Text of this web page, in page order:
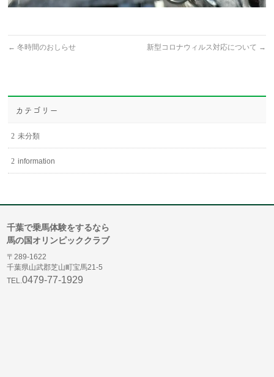
← 冬時間のおしらせ 新型コロナウィルス対応について →
カテゴリー
未分類
information
千葉で乗馬体験をするなら
馬の国オリンピッククラブ
〒289-1622
千葉県山武郡芝山町宝馬21-5
TEL.0479-77-1929